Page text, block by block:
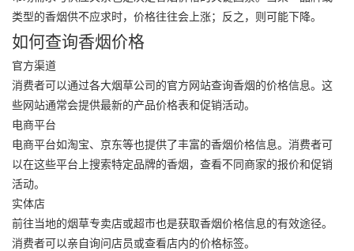
类型的香烟供不应求时，价格往往会上涨；反之，则可能下降。
如何查询香烟价格
官方渠道
消费者可以通过各大烟草公司的官方网站查询香烟的价格信息。这
些网站通常会提供最新的产品价格表和促销活动。
电商平台
电商平台如淘宝、京东等也提供了丰富的香烟价格信息。消费者可
以在这些平台上搜索特定品牌的香烟，查看不同商家的报价和促销
活动。
实体店
前往当地的烟草专卖店或超市也是获取香烟价格信息的有效途径。
消费者可以亲自询问店员或查看店内的价格标签。